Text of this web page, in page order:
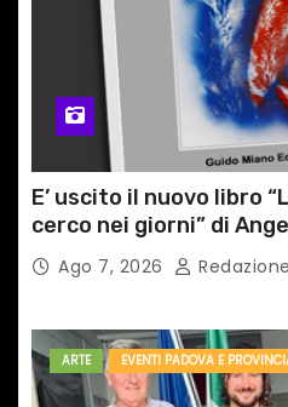
E’ uscito il nuovo libro
cerco nei giorni” di
medico primario di
Ago 7, 2026 Redazione
ARTE EVENTI PADOVA E